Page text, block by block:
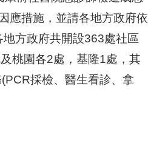
應措施，並請各地方政府依
方政府共開設363處社區
桃園各2處，基隆1處，其
採檢、醫生看診、拿